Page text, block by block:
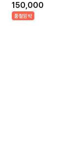
150,000
품절임박